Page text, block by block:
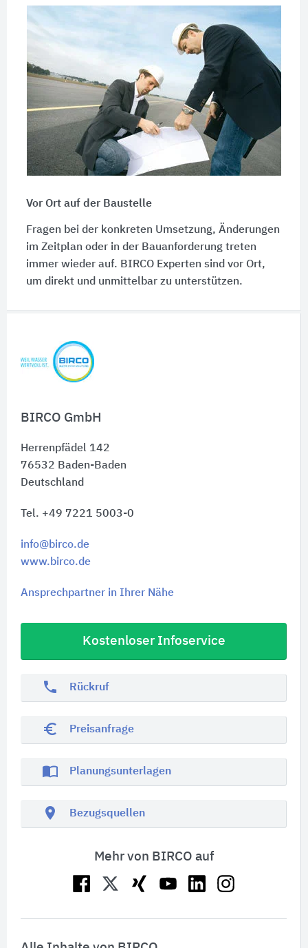
BIRCO GmbH
Herrenpfädel 142
76532 Baden-Baden
Deutschland
Tel. +49 7221 5003-0
info@birco.de
www.birco.de
Ansprechpartner in Ihrer Nähe
Kostenloser Infoservice
phone Rückruf
euro_symbol Preisanfrage
import_contacts Planungsunterlagen
location_on Bezugsquellen
Mehr von BIRCO auf
Vor Ort auf der Baustelle
Fragen bei der konkreten Umsetzung, Änderungen
im Zeitplan oder in der Bauanforderung treten
immer wieder auf. BIRCO Experten sind vor Ort,
um direkt und unmittelbar zu unterstützen.
Schnelleinstiege